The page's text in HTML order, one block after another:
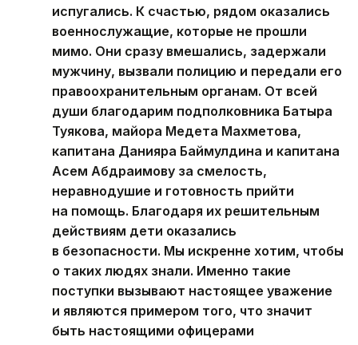
испугались. К счастью, рядом оказались
военнослужащие, которые не прошли
мимо. Они сразу вмешались, задержали
мужчину, вызвали полицию и передали его
правоохранительным органам. От всей
души благодарим подполковника Батыра
Туякова, майора Медета Махметова,
капитана Данияра Баймулдина и капитана
Асем Абдраимову за смелость,
неравнодушие и готовность прийти
на помощь. Благодаря их решительным
действиям дети оказались
в безопасности. Мы искренне хотим, чтобы
о таких людях знали. Именно такие
поступки вызывают настоящее уважение
и являются примером того, что значит
быть настоящими офицерами